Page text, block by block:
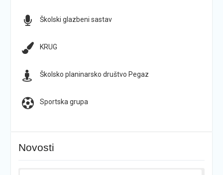
Školski glazbeni sastav
KRUG
Školsko planinarsko društvo Pegaz
Sportska grupa
Novosti